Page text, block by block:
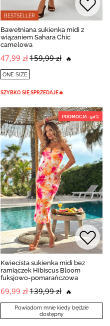
BESTSELLER
Bawełniana sukienka midi z
wiązaniem Sahara Chic
camelowa
47,99 zł159,99 zł 🔥
ONE SIZE
SZYBKO SIĘ SPRZEDAJE🔥
PROMOCJA -50%
Kwiecista sukienka midi bez
ramiączek Hibiscus Bloom
fuksjowo-pomarańczowa
69,99 zł139,99 zł 🔥
Powiadom mnie kiedy będzie
dostępny